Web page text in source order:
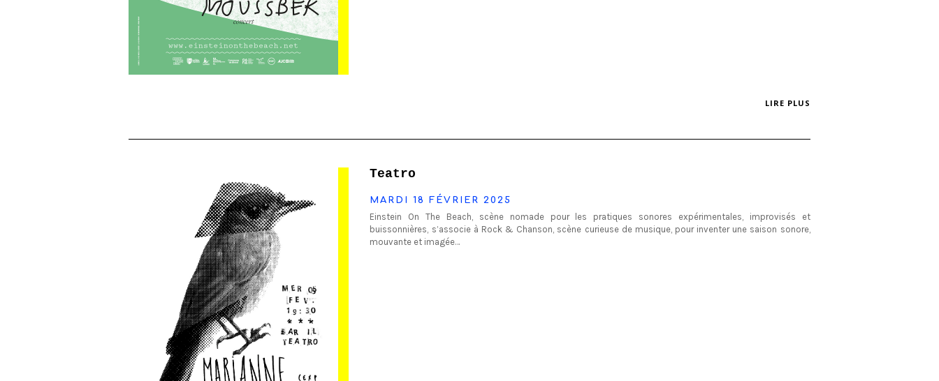
LIRE PLUS
Teatro
MARDI 18 FÉVRIER 2025
Einstein On The Beach, scène nomade pour les pratiques sonores expérimentales, improvisés et
buissonnières, s’associe à Rock & Chanson, scène curieuse de musique, pour inventer une saison sonore,
mouvante et imagée…